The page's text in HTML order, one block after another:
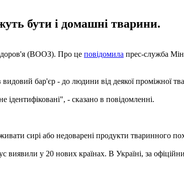
бути і домашні тварини.
здоров'я (ВООЗ). Про це повідомила прес-служба
бар'єр - до людини від деякої проміжної
- сказано в повідомленні.
сирі або недоварені продукти тваринного
виявили у 20 нових країнах. В Україні, за